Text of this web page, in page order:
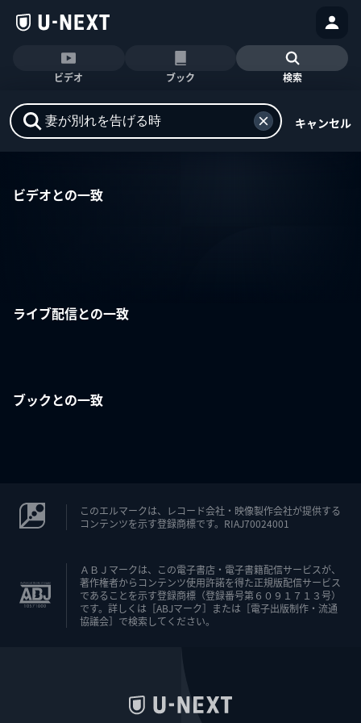
ビデオ ブック 検索
キャンセル
ビデオとの一致
ライブ配信との一致
ブックとの一致
このエルマークは、レコード会社・映像製作会社が提供する
コンテンツを示す登録商標です。RIAJ70024001
ＡＢＪマークは、この電子書店・電子書籍配信サービスが、
著作権者からコンテンツ使用許諾を得た正規版配信サービス
であることを示す登録商標（登録番号第６０９１７１３号）
です。詳しくは［ABJマーク］または［電子出版制作・流通
協議会］で検索してください。